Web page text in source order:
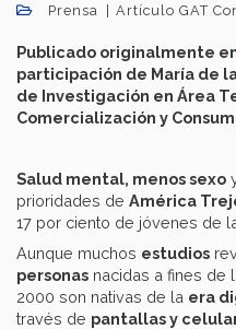
Prensa
Artículo GAT
Publicado originalmente
participación de María de
de Investigación en Área
Comercialización y
Salud mental, menos sexo
prioridades de América
17 por ciento de jóvenes de
Aunque muchos estudios
personas nacidas a fines de
2000 son nativas de la era
través de pantallas y